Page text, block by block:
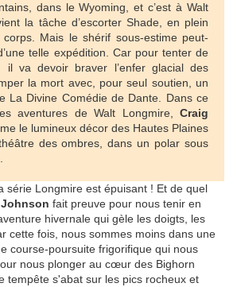
dans le Wyoming, et c’est à Walt
la tâche d’escorter Shade, en plein
corps. Mais le shérif sous-estime peut-
telle expédition. Car pour tenter de
il va devoir braver l’enfer glacial des
la mort avec, pour seul soutien, un
La Divine Comédie de Dante. Dans ce
aventures de Walt Longmire, Craig
le lumineux décor des Hautes Plaines
des ombres, dans un polar sous
série Longmire est épuisant ! Et de quel
fait preuve pour nous tenir en
hivernale qui gèle les doigts, les
cette fois, nous sommes moins dans une
course-poursuite frigorifique qui nous
nous plonger au cœur des Bighorn
tempête s'abat sur les pics rocheux et